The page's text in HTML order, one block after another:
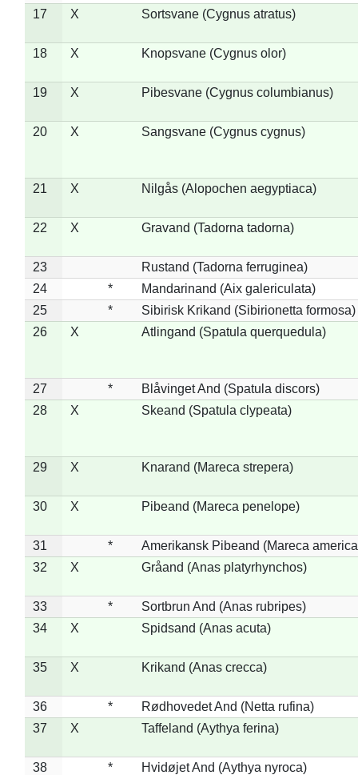
17
X Sortsvane (Cygnus atratus)
18 X Knopsvane (Cygnus olor)
19 X Pibesvane (Cygnus columbianus)
20 X Sangsvane (Cygnus cygnus)
21 X Nilgås (Alopochen aegyptiaca)
22 X Gravand (Tadorna tadorna)
23
Rustand (Tadorna ferruginea)
24
*
Mandarinand (Aix galericulata)
25
*
Sibirisk Krikand (Sibirionetta formosa)
26
X Atlingand (Spatula querquedula)
27 *
Blåvinget And (Spatula discors)
28
X Skeand (Spatula clypeata)
29 X Knarand (Mareca strepera)
30 X Pibeand (Mareca penelope)
31 *
Amerikansk Pibeand (Mareca
32
X Gråand (Anas platyrhynchos)
33 *
Sortbrun And (Anas rubripes)
34
X Spidsand (Anas acuta)
35 X Krikand (Anas crecca)
36 *
Rødhovedet And (Netta rufina)
37
X Taffeland (Aythya ferina)
38 *
Hvidøjet And (Aythya nyroca)